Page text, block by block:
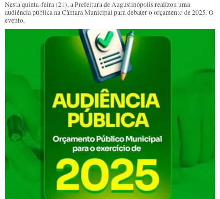
Nesta quinta-feira (21), a Prefeitura de Augustinópolis realizou uma
audiência pública na Câmara Municipal para debater o orçamento de 2025. O
evento,